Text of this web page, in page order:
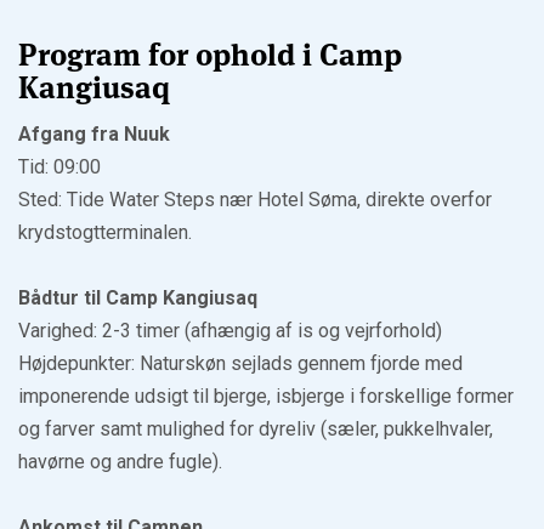
Program for ophold i Camp
Kangiusaq
Afgang fra Nuuk
Tid: 09:00
Sted: Tide Water Steps nær Hotel Søma, direkte overfor
krydstogtterminalen.
Bådtur til Camp Kangiusaq
Varighed: 2-3 timer (afhængig af is og vejrforhold)
Højdepunkter: Naturskøn sejlads gennem fjorde med
imponerende udsigt til bjerge, isbjerge i forskellige former
og farver samt mulighed for dyreliv (sæler, pukkelhvaler,
havørne og andre fugle).